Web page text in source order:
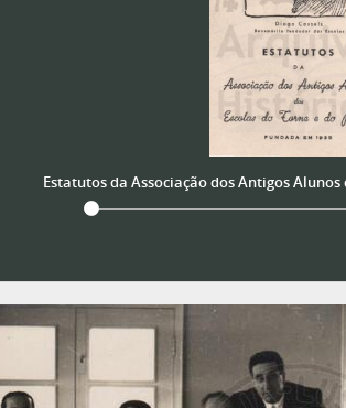
Estatutos da Associação dos Antigos Alunos